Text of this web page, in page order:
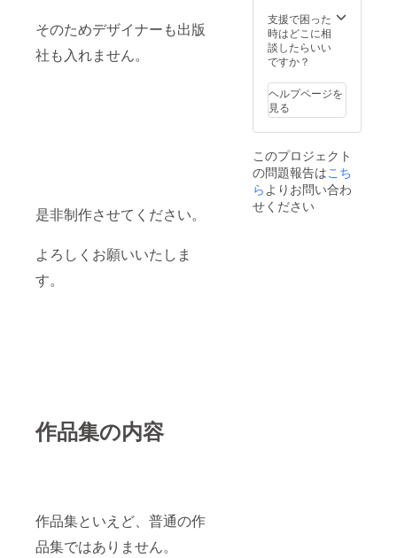
そのためデザイナーも出版
社も入れません。
是非制作させてください。
よろしくお願いいたしま
す。
作品集の内容
作品集といえど、普通の作
品集ではありません。
支援で困った
時はどこに相
談したらいい
ですか？
ヘルプページを
見る
このプロジェクト
の問題報告はこち
らよりお問い合わ
せください